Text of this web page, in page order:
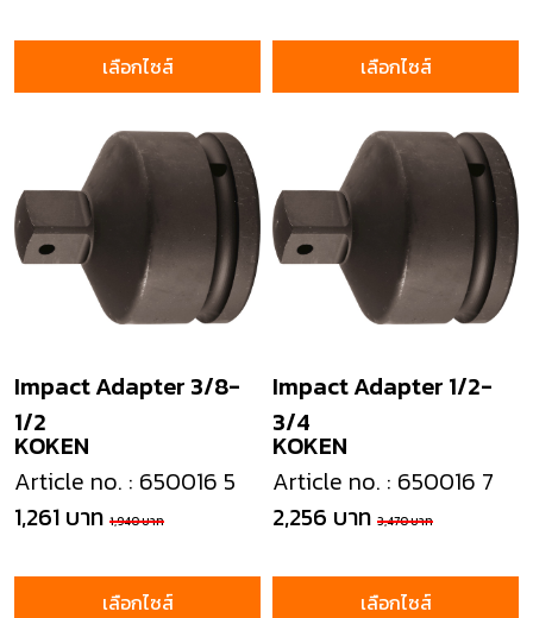
เลือกไซส์ เลือกไซส์
KOKEN
Impact Adapter 3/8-
1/2
Article no. : 650016 5
1,261 บาท 1,940 บาท
เลือกไซส์
KOKEN
Impact Adapter 1/2-
3/4
Article no. : 650016 7
2,256 บาท 3,470 บาท
เลือกไซส์